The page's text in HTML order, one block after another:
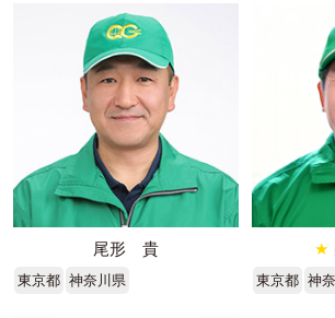
尾形 貴
東京都 神奈川県
★
東京都 神